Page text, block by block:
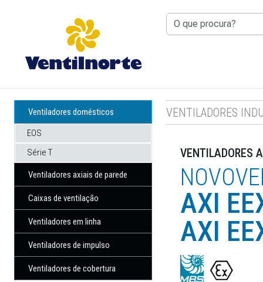
Ventiladores domésticos
EOS
Série T
Ventiladores axiais de parede
Caixas de ventilação
Ventiladores em linha
Ventiladores de impulso
Ventiladores de cobertura
VENTILADORES
VENTILADORES
AXI
AXI